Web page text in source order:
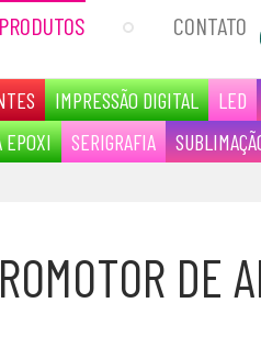
CONTATO
IMPRESSÃO DIGITAL LED
EPOXI SERIGRAFIA
DE